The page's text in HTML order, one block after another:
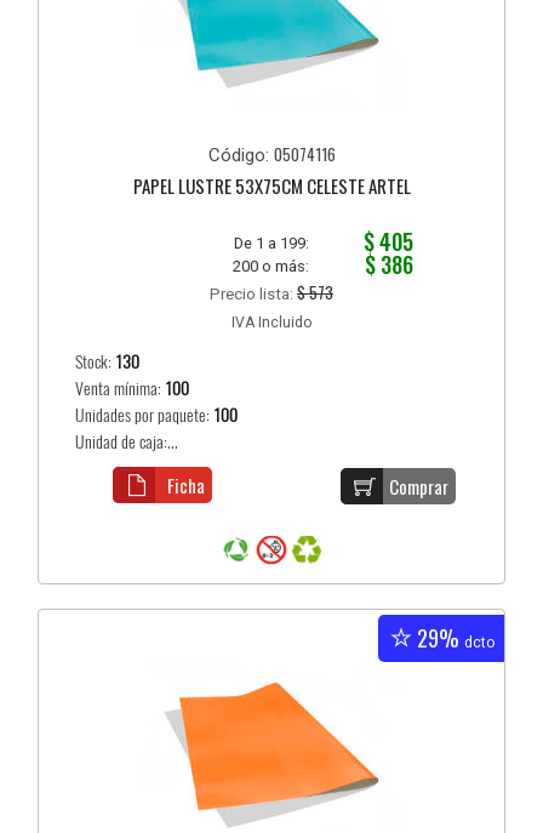
Código: 05074116
PAPEL LUSTRE 53X75CM CELESTE ARTEL
De 1 a 199: $ 405
200 o más: $ 386
Precio lista: $ 573
IVA Incluido
Stock: 130
Venta mínima: 100
Unidades por paquete: 100
Unidad de caja:...
Comprar
Ficha
29% dcto